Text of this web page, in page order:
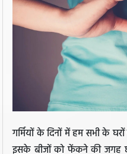
गर्मियों के दिनों में हम सभी के
इसके बीजों को फेंकने की जगह